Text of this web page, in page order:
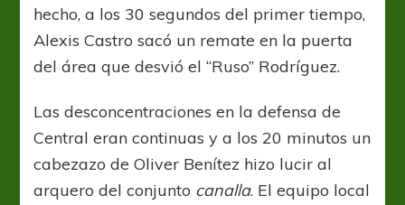
hecho, a los 30 segundos del primer tiempo,
Alexis Castro sacó un remate en la puerta
del área que desvió el “Ruso” Rodríguez.
Las desconcentraciones en la defensa de
Central eran continuas y a los 20 minutos un
cabezazo de Oliver Benítez hizo lucir al
arquero del conjunto canalla. El equipo local